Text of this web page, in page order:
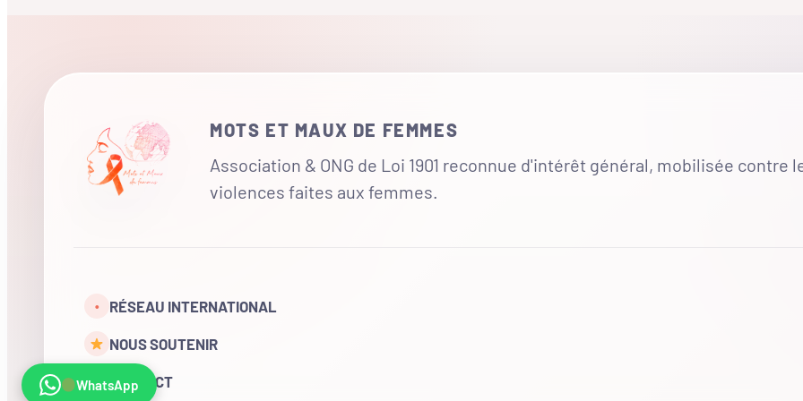
MOTS ET MAUX DE FEMMES
Association & ONG de Loi 1901 reconnue d'intérêt général, mobilisée contre
violences faites aux femmes.
• RÉSEAU INTERNATIONAL
NOUS SOUTENIR
CONTACT
WhatsApp